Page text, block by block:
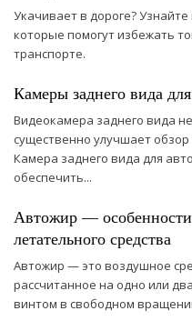
Укачивает в дороге?
которые помогут избежать
транспорте.
Камеры заднего вида
Видеокамера заднего вида
существенно улучшает
Камера заднего вида для
обеспечить...
Автожир — особенности
летательного средства
Автожир — это воздушное
рассчитанное на одно или
винтом в свободном